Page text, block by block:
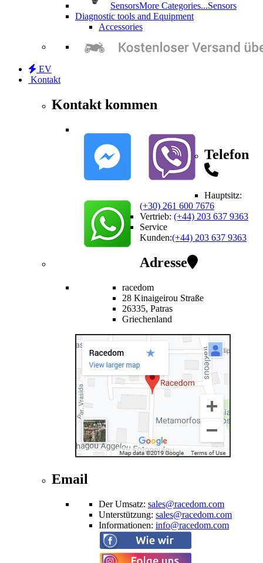
SensorsMore Categories...Sensors
Diagnostic tools and Equipment
Accessories
EV
Kontakt
Kontakt kommen
Telefon
Hauptsitz:
(+30) 261 600 7676
Vertrieb: (+44) 203 637 9363
Service
Kunden:(+44) 203 637 9363
Adresse
racedom
28 Kinaigeirou Straße
26335, Patras
Griechenland
Email
Der Umsatz: sales@racedom.com
Unterstützung: sales@racedom.com
Informationen: info@racedom.com